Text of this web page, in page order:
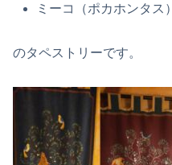
ミーコ（ポカホンタス）
のタペストリーです。